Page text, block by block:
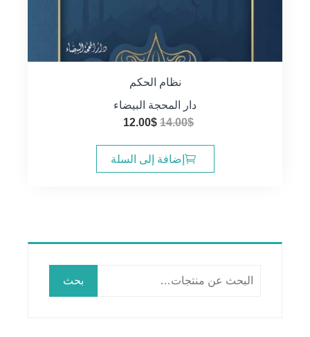
نظام الحكم
دار المحجة البيضاء
14.00$
السعر
هو:
14.00$.
12.00$
هو:
12.00$.
إضافة إلى السلة
بحث